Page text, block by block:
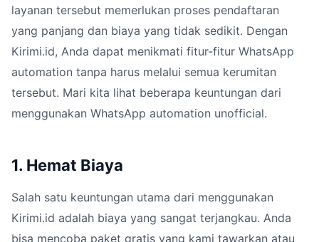
layanan tersebut memerlukan proses pendaftaran
yang panjang dan biaya yang tidak sedikit. Dengan
Kirimi.id, Anda dapat menikmati fitur-fitur WhatsApp
automation tanpa harus melalui semua kerumitan
tersebut. Mari kita lihat beberapa keuntungan dari
menggunakan WhatsApp automation unofficial.
1. Hemat Biaya
Salah satu keuntungan utama dari menggunakan
Kirimi.id adalah biaya yang sangat terjangkau. Anda
bisa mencoba paket gratis yang kami tawarkan atau